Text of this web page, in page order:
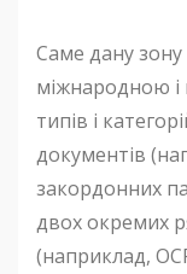
Саме дану
міжнародною і
типів і
документів
закордонних
двох окремих
(наприклад,